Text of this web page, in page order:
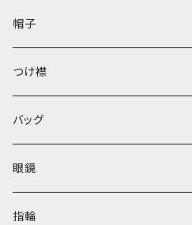
帽子
ベレー帽
つけ襟
バッグ
眼鏡
指輪